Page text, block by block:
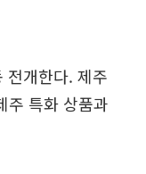
전개한다. 제주
주 특화 상품과